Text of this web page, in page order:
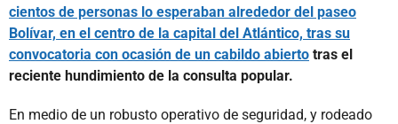
cientos de personas lo esperaban alrededor del paseo
Bolívar, en el centro de la capital del Atlántico, tras su
convocatoria con ocasión de un cabildo abierto tras el
reciente hundimiento de la consulta popular.
En medio de un robusto operativo de seguridad, y rodeado